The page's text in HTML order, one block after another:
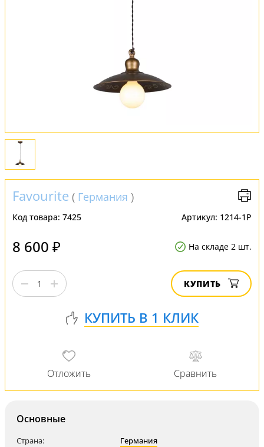
Favourite ( Германия )
Код товара: 7425 Артикул: 1214-1P
8 600 ₽ На складе 2 шт.
КУПИТЬ
Основные
Страна:
Германия